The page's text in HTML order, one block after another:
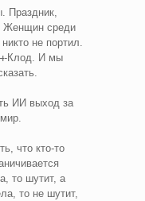
Праздник,
Женщин среди
не портил.
-Клод. И мы
ИИ выход за
что кто-то
то шутит, а
то не шутит,